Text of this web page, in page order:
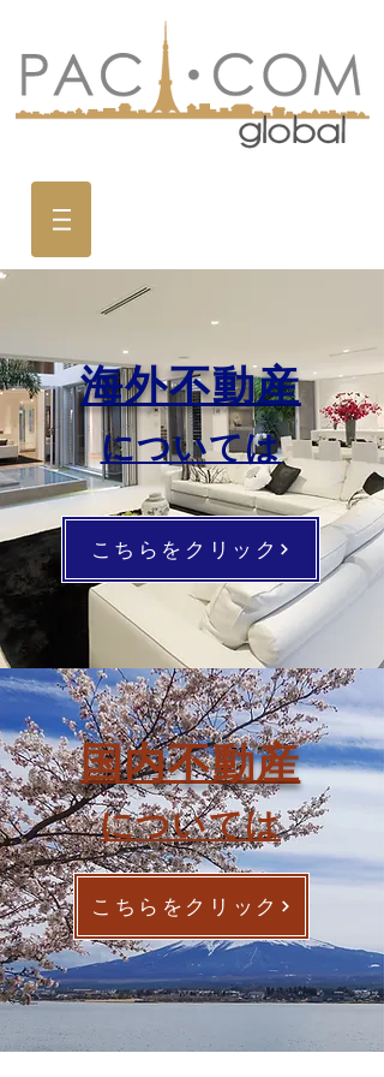
こちらをクリック
海外不動産
については
こちらをクリック
国内不動産
については